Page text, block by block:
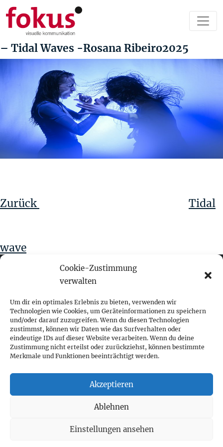
Cookie-Zustimmung
verwalten
Um dir ein optimales Erlebnis zu bieten, verwenden wir
Technologien wie Cookies, um Geräteinformationen zu speichern
und/oder darauf zuzugreifen. Wenn du diesen Technologien
zustimmst, können wir Daten wie das Surfverhalten oder
eindeutige IDs auf dieser Website verarbeiten. Wenn du deine
Zustimmung nicht erteilst oder zurückziehst, können bestimmte
Merkmale und Funktionen beeinträchtigt werden.
Akzeptieren
Ablehnen
Einstellungen ansehen
– Tidal Waves -Rosana Ribeiro2025
Zurück
Tidal
wave
fokus visuelle kommunikation
Franz-Ofner-Straße 20
A - 5020 Salzburg
+ 43 662 452 083
fokus@fokus-design.com
Impressum